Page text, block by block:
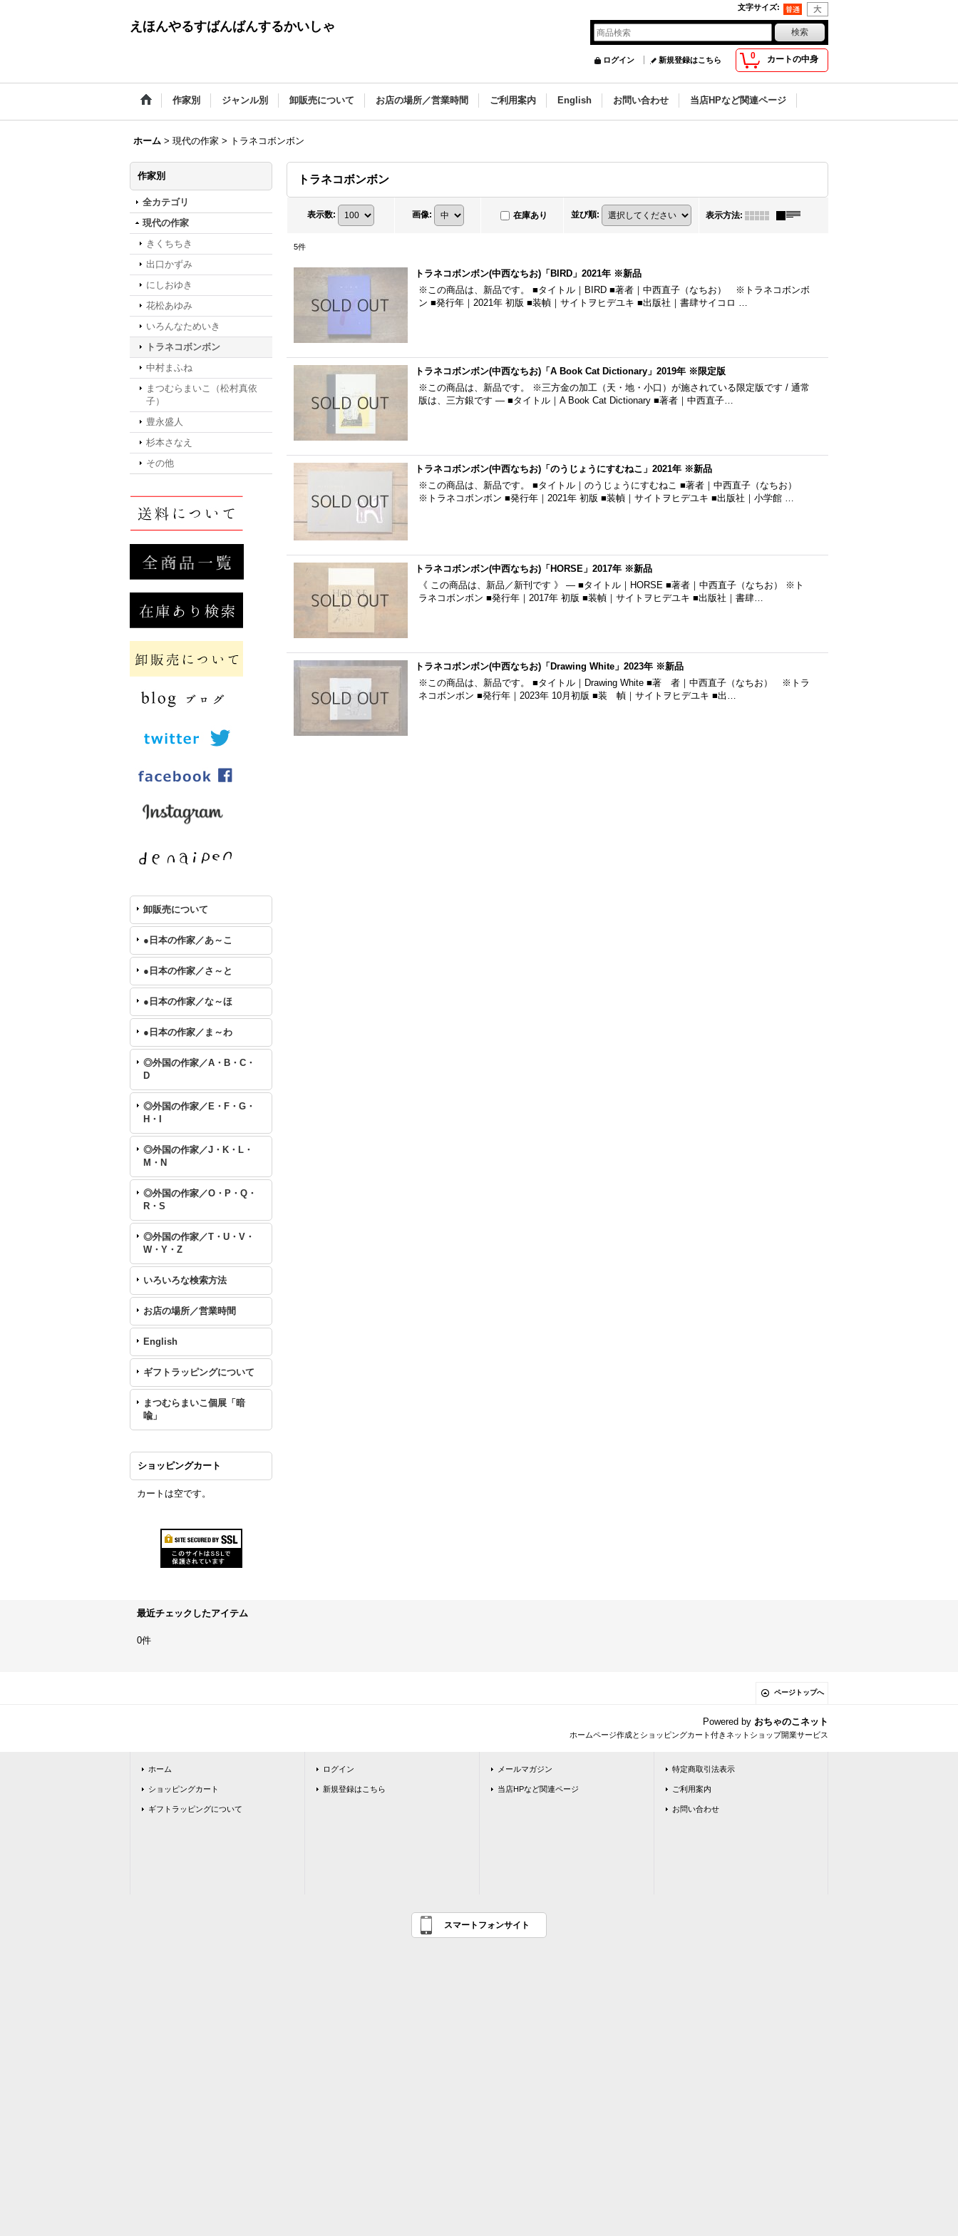
文字サイズ:
えほんやるすばんばんするかいしゃ
0 カートの中身
ログイン 新規登録はこちら
作家別 ジャンル別 卸販売について お店の場所／営業時間 ご利用案内 English お問い合わせ 当店HPなど関連ページ
ホーム > 現代の作家 > トラネコボンボン
作家別
全カテゴリ
現代の作家
きくちちき
出口かずみ
にしおゆき
花松あゆみ
いろんなためいき
トラネコボンボン
中村まふね
まつむらまいこ（松村真依
子）
豊永盛人
杉本さなえ
その他
卸販売について
●日本の作家／あ～こ
●日本の作家／さ～と
●日本の作家／な～ほ
●日本の作家／ま～わ
◎外国の作家／A・B・C・
D
◎外国の作家／E・F・G・
H・I
◎外国の作家／J・K・L・
M・N
◎外国の作家／O・P・Q・
R・S
◎外国の作家／T・U・V・
W・Y・Z
いろいろな検索方法
お店の場所／営業時間
English
ギフトラッピングについて
まつむらまいこ個展「暗
喩」
ショッピングカート
カートは空です。
トラネコボンボン
表示数: 画像: 在庫あり 並び順: 表示方法:
5件
トラネコボンボン(中西なちお)「BIRD」2021年 ※新品
※この商品は、新品です。 ■タイトル｜BIRD ■著者｜中西直子（なちお） ※トラネコボンボ
ン ■発行年｜2021年 初版 ■装幀｜サイトヲヒデユキ ■出版社｜書肆サイコロ …
トラネコボンボン(中西なちお)「A Book Cat Dictionary」2019年 ※限定版
※この商品は、新品です。 ※三方金の加工（天・地・小口）が施されている限定版です / 通常
版は、三方銀です — ■タイトル｜A Book Cat Dictionary ■著者｜中西直子…
トラネコボンボン(中西なちお)「のうじょうにすむねこ」2021年 ※新品
※この商品は、新品です。 ■タイトル｜のうじょうにすむねこ ■著者｜中西直子（なちお）
※トラネコボンボン ■発行年｜2021年 初版 ■装幀｜サイトヲヒデユキ ■出版社｜小学館 …
トラネコボンボン(中西なちお)「HORSE」2017年 ※新品
《 この商品は、新品／新刊です 》 — ■タイトル｜HORSE ■著者｜中西直子（なちお） ※ト
ラネコボンボン ■発行年｜2017年 初版 ■装幀｜サイトヲヒデユキ ■出版社｜書肆…
トラネコボンボン(中西なちお)「Drawing White」2023年 ※新品
※この商品は、新品です。 ■タイトル｜Drawing White ■著 者｜中西直子（なちお） ※トラ
ネコボンボン ■発行年｜2023年 10月初版 ■装 幀｜サイトヲヒデユキ ■出…
最近チェックしたアイテム
0件
ページトップへ
Powered by おちゃのこネット
ホームページ作成とショッピングカート付きネットショップ開業サービス
ホーム
ショッピングカート
ギフトラッピングについて
ログイン
新規登録はこちら
メールマガジン
当店HPなど関連ページ
特定商取引法表示
ご利用案内
お問い合わせ
スマートフォンサイト